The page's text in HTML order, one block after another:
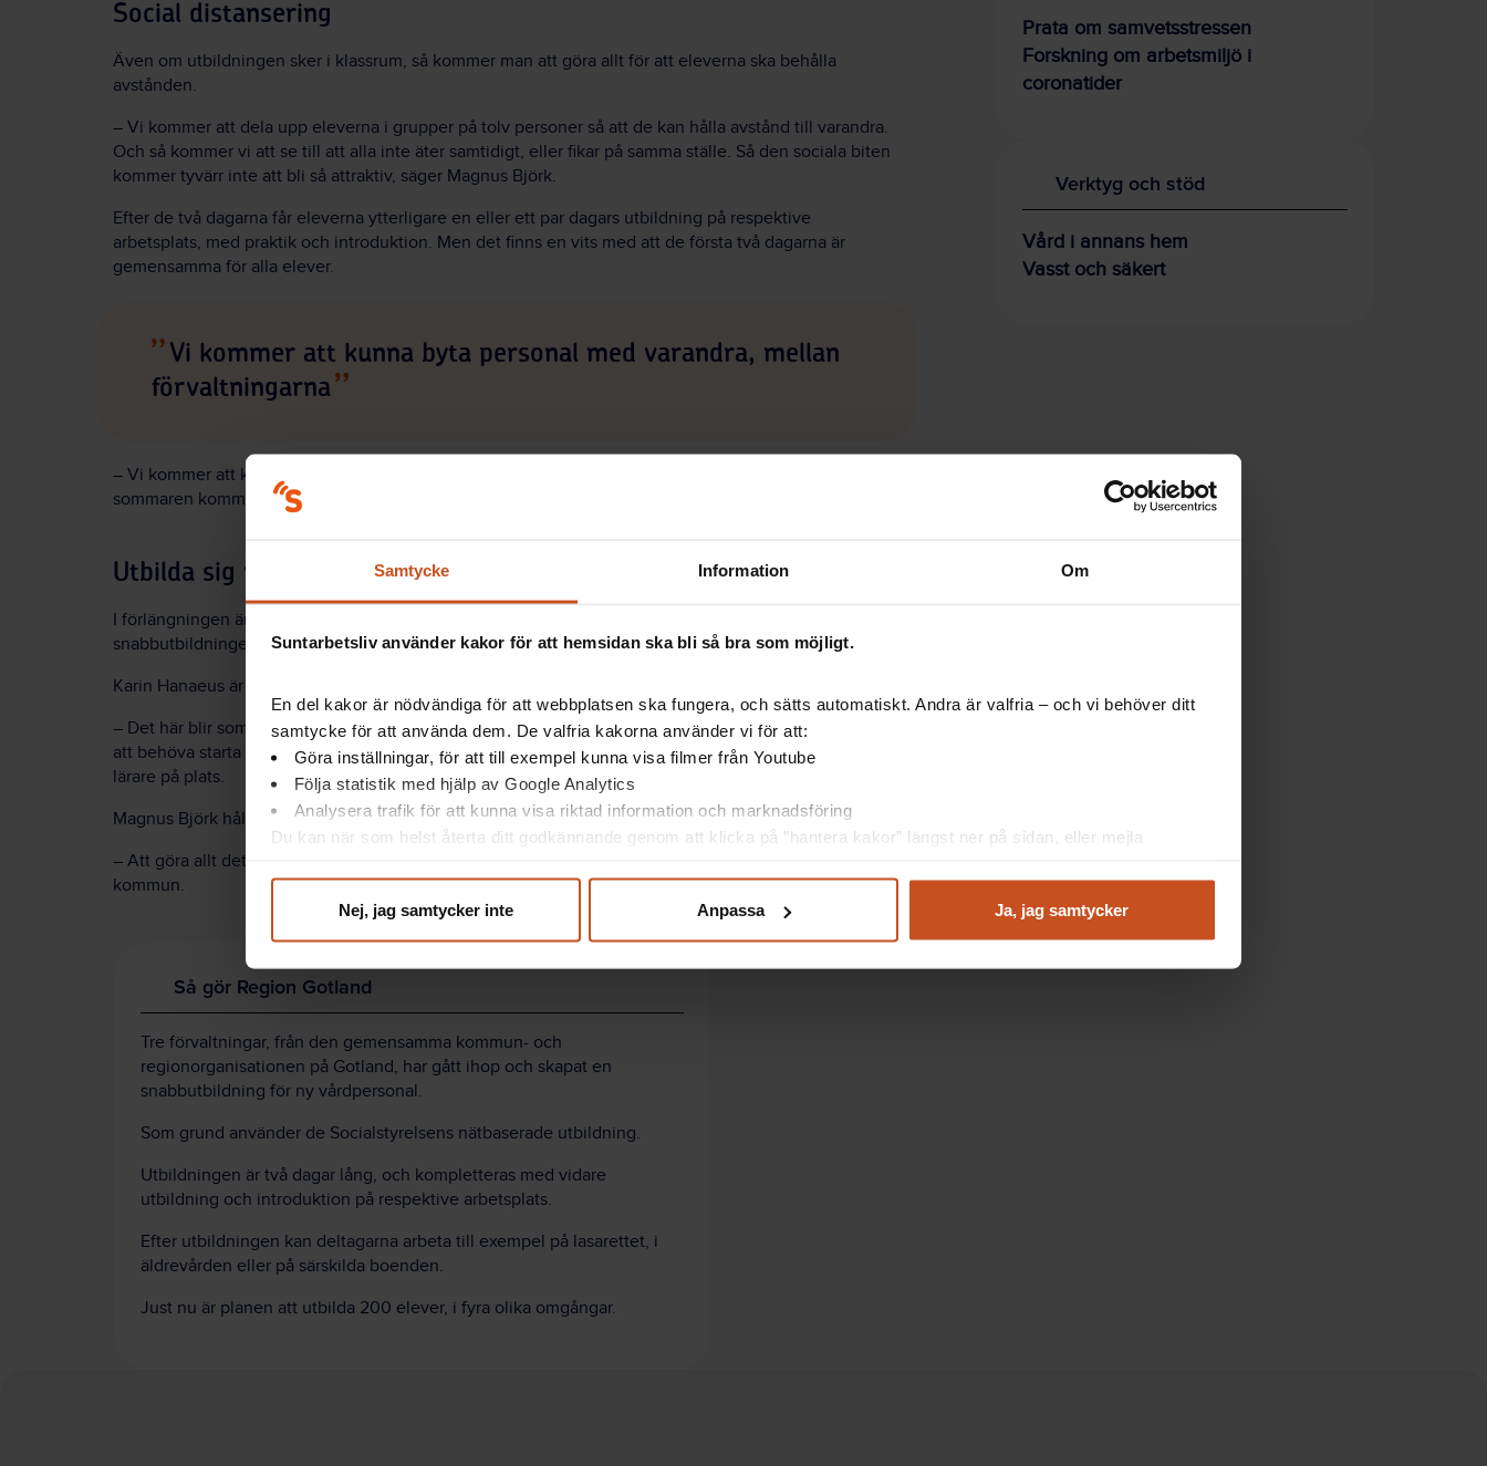
Samtycke Information Om
Suntarbetsliv använder kakor för att hemsidan ska bli så bra som möjligt.
En del kakor är nödvändiga för att webbplatsen ska fungera, och sätts automatiskt. Andra är valfria – och vi behöver ditt
samtycke för att använda dem. De valfria kakorna använder vi för att:
Göra inställningar, för att till exempel kunna visa filmer från Youtube
Följa statistik med hjälp av Google Analytics
Analysera trafik för att kunna visa riktad information och marknadsföring
Du kan när som helst återta ditt godkännande genom att klicka på ”hantera kakor” längst ner på sidan, eller mejla
Nej, jag samtycker inte Anpassa Ja, jag samtycker
Social distansering
Även om utbildningen sker i klassrum, så kommer man att göra allt för att eleverna ska behålla
avstånden.
– Vi kommer att dela upp eleverna i grupper på tolv personer så att de kan hålla avstånd till varandra.
Och så kommer vi att se till att alla inte äter samtidigt, eller fikar på samma ställe. Så den sociala biten
kommer tyvärr inte att bli så attraktiv, säger Magnus Björk.
Efter de två dagarna får eleverna ytterligare en eller ett par dagars utbildning på respektive
arbetsplats, med praktik och introduktion. Men det finns en vits med att de första två dagarna är
gemensamma för alla elever.
Vi kommer att kunna byta personal med varandra, mellan
förvaltningarna
– Vi kommer att kunna byta personal med varandra, mellan förvaltningarna. Eftersom vi inte vet hur
sommaren kommer att bli, vet vi inte var de stora behoven kommer att uppstå, säger Magnus Björk.
Utbilda sig vidare
I förlängningen är förhoppningen att personalen ska komplettera sina korta utbildningar. Men
snabbutbildningen är ett sätt att ta sig igenom den nuvarande krisen och personalbristen.
Karin Hanaeus är väldigt glad över Socialstyrelsens utbildning.
– Det här blir som en kvalitetssäkring, och ett sätt för oss att kunna röra oss snabbare fram istället för
att behöva starta på ruta ett. Nu kan vi istället fokusera på att skapa ytterligare kvalitet, genom att ha
lärare på plats.
Magnus Björk håller med.
– Att göra allt det här själv hade tagit lång tid och stor ansträngning, speciellt för oss som liten
kommun.
Prata om samvetsstressen
Forskning om arbetsmiljö i
coronatider
Verktyg och stöd
Vård i annans hem
Vasst och säkert
Så gör Region Gotland
Tre förvaltningar, från den gemensamma kommun- och
regionorganisationen på Gotland, har gått ihop och skapat en
snabbutbildning för ny vårdpersonal.
Som grund använder de Socialstyrelsens nätbaserade utbildning.
Utbildningen är två dagar lång, och kompletteras med vidare
utbildning och introduktion på respektive arbetsplats.
Efter utbildningen kan deltagarna arbeta till exempel på lasarettet, i
äldrevården eller på särskilda boenden.
Just nu är planen att utbilda 200 elever, i fyra olika omgångar.